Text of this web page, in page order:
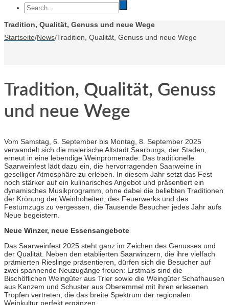
Tradition, Qualität, Genuss und neue Wege
Startseite/News/Tradition, Qualität, Genuss und neue Wege
Tradition, Qualität, Genuss
und neue Wege
Vom Samstag, 6. September bis Montag, 8. September 2025
verwandelt sich die malerische Altstadt Saarburgs, der Staden,
erneut in eine lebendige Weinpromenade: Das traditionelle
Saarweinfest lädt dazu ein, die hervorragenden Saarweine in
geselliger Atmosphäre zu erleben. In diesem Jahr setzt das Fest
noch stärker auf ein kulinarisches Angebot und präsentiert ein
dynamisches Musikprogramm, ohne dabei die beliebten Traditionen
der Krönung der Weinhoheiten, des Feuerwerks und des
Festumzugs zu vergessen, die Tausende Besucher jedes Jahr aufs
Neue begeistern.
Neue Winzer, neue Essensangebote
Das Saarweinfest 2025 steht ganz im Zeichen des Genusses und
der Qualität. Neben den etablierten Saarwinzern, die ihre vielfach
prämierten Rieslinge präsentieren, dürfen sich die Besucher auf
zwei spannende Neuzugänge freuen: Erstmals sind die
Bischöflichen Weingüter aus Trier sowie die Weingüter Schafhausen
aus Kanzem und Schuster aus Oberemmel mit ihren erlesenen
Tropfen vertreten, die das breite Spektrum der regionalen
Weinkultur perfekt ergänzen.